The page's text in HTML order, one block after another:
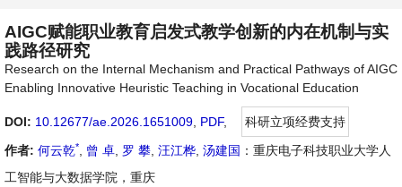
AIGC赋能职业教育启发式教学创新的内在机制与实
践路径研究
Research on the Internal Mechanism and Practical Pathways of AIGC
Enabling Innovative Heuristic Teaching in Vocational Education
DOI: 10.12677/ae.2026.1651009 PDF,
科研立项经费支持
作者: 何云乾* 曾 卓 罗 攀 汪江桦 汤建国 ：重庆电子科技职业大学人
工智能与大数据学院，重庆